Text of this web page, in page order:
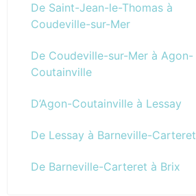
De Saint-Jean-le-Thomas à
Coudeville-sur-Mer
De Coudeville-sur-Mer à Agon-
Coutainville
D’Agon-Coutainville à Lessay
De Lessay à Barneville-Carteret
De Barneville-Carteret à Brix